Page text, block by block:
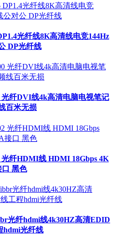
光纤线8K高清线电竞144Hz
DP光纤线
纤DVI线4k高清电脑电视笔记
百米无损
纤HDMI线 HDMI 18Gbps 4K
口 黑色
光纤hdmi线4k30HZ高清EDID
hdmi光纤线